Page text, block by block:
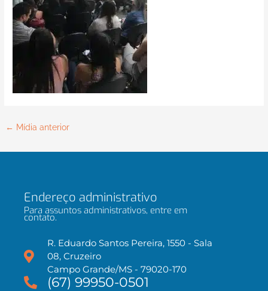
← Mídia anterior
Endereço administrativo
Para assuntos administrativos, entre em
contato.
R. Eduardo Santos Pereira, 1550 - Sala
08, Cruzeiro
Campo Grande/MS - 79020-170
(67) 99950-0501